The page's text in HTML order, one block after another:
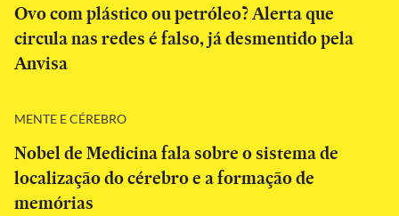
Ovo com plástico ou petróleo? Alerta que
circula nas redes é falso, já desmentido pela
Anvisa
MENTE E CÉREBRO
Nobel de Medicina fala sobre o sistema de
localização do cérebro e a formação de
memórias